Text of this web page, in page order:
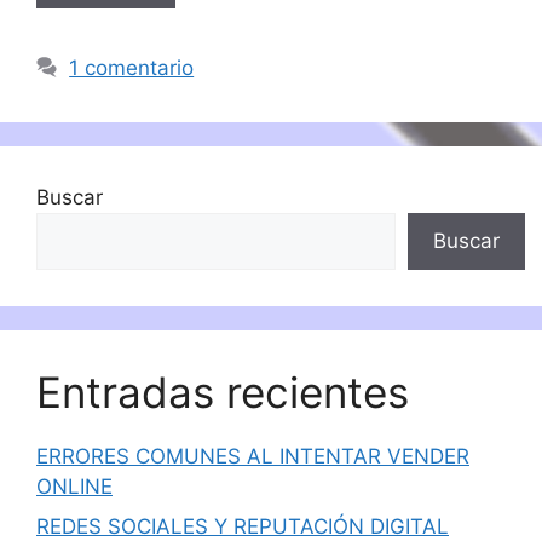
1 comentario
Buscar
Buscar
Entradas recientes
ERRORES COMUNES AL INTENTAR VENDER
ONLINE
REDES SOCIALES Y REPUTACIÓN DIGITAL